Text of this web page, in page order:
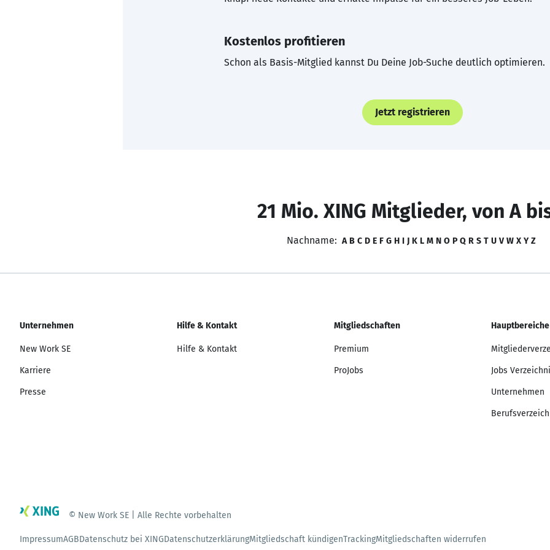
Kostenlos profitieren
Schon als Basis-Mitglied kannst Du Deine Job-Suche deutlich optimieren.
Jetzt registrieren
21 Mio. XING Mitglieder, von A
Nachname: A B C D E F G H I J K L M N O P Q R S T U V W X Y Z
Unternehmen
New Work SE
Karriere
Presse
Hilfe & Kontakt
Hilfe & Kontakt
Mitgliedschaften
Premium
ProJobs
Hauptbereiche
Jobs
Unternehmen
© New Work SE | Alle Rechte vorbehalten
ImpressumAGBDatenschutz bei XINGDatenschutzerklärungMitgliedschaft kündigenTrackingMitgliedschaften widerrufen